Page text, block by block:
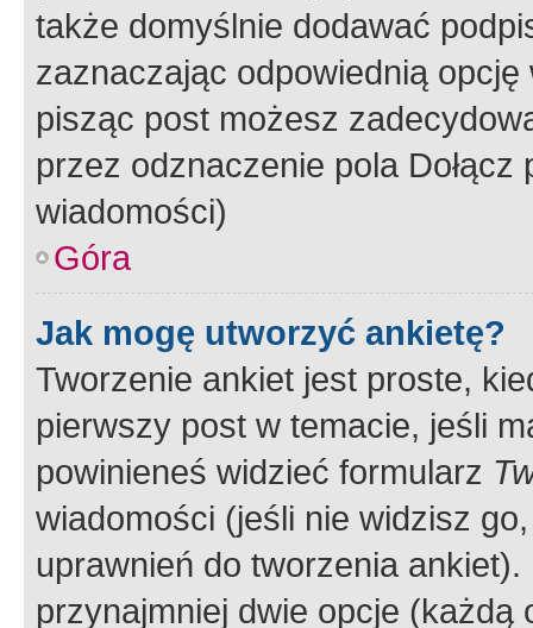
także domyślnie dodawać
zaznaczając odpowiednią
pisząc post możesz
przez odznaczenie pola
wiadomości)
Góra
Jak mogę utworzyć ankietę?
Tworzenie ankiet jest proste,
pierwszy post w temacie, jeśli
powinieneś widzieć formularz
wiadomości (jeśli nie widzisz
uprawnień do tworzenia
przynajmniej dwie opcje